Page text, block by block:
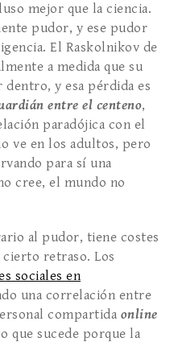
mejor que la ciencia.
pudor, y ese pudor
El Raskolnikov de
a medida que su
y esa pérdida es
entre el centeno,
paradójica con el
ve en los adultos, pero
para sí una
cree, el mundo no
al pudor, tiene costes
cierto retraso. Los
sociales en
una correlación entre
compartida online
que sucede porque la